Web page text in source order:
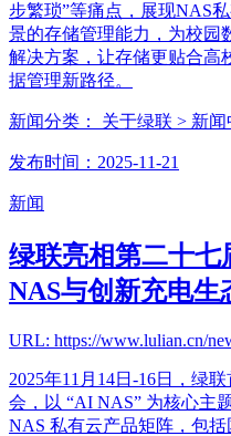
步繁琐”等痛点，展现NAS
景的存储管理能力，为校园
解决方案，让存储更贴合高
据管理新路径。
新闻分类： 关于绿联 > 新闻
发布时间：2025-11-21
新闻
绿联亮相第二十
NAS与创新充电生
URL: https://www.lulian.cn/
2025年11月14日-16日，绿
会，以 “AI NAS” 为核心主
NAS 私有云产品矩阵，包